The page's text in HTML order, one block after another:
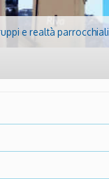
e realtà parrocchiali